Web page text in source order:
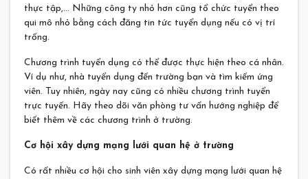
thực tập,… Những công ty nhỏ hơn cũng tổ chức tuyển theo
qui mô nhỏ bằng cách đăng tin tức tuyển dụng nếu có vị trí
trống.
Chương trình tuyển dụng có thể được thực hiện theo cá nhân.
Ví dụ như, nhà tuyển dụng đến trường bạn và tìm kiếm ứng
viên. Tuy nhiên, ngày nay cũng có nhiều chương trình tuyển
trực tuyến. Hãy theo dõi văn phòng tư vấn hướng nghiệp để
biết thêm về các chương trình ở trường.
Cơ hội xây dựng mạng lưới quan hệ ở trường
Có rất nhiều cơ hội cho sinh viên xây dựng mạng lưới quan hệ